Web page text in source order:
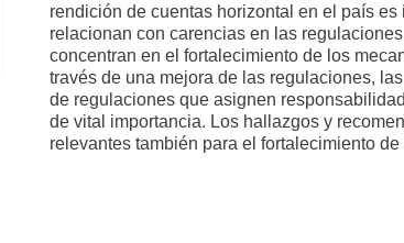
rendición de cuentas horizontal en el país
relacionan con carencias en las
concentran en el fortalecimiento de los
través de una mejora de las regulaciones,
de regulaciones que asignen
de vital importancia. Los hallazgos y
relevantes también para el fortalecimiento